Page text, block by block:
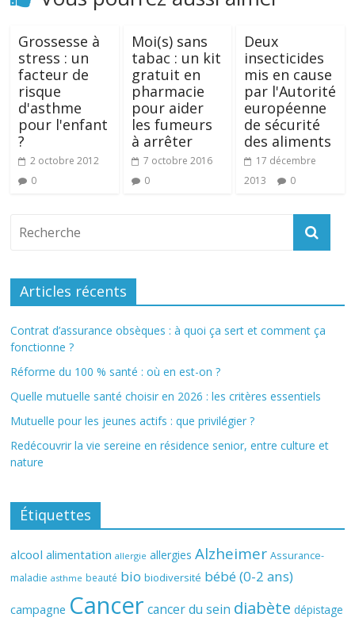
Grossesse à
stress : un
facteur de
risque
d'asthme
pour l'enfant
?
2 octobre 2012
0
Moi(s) sans
tabac : un kit
gratuit en
pharmacie
pour aider
les fumeurs
à arrêter
7 octobre 2016
0
Deux
insecticides
mis en cause
par l'Autorité
européenne
de sécurité
des aliments
17 décembre
2013
0
Articles récents
Contrat d’assurance obsèques : à quoi ça sert et comment ça
fonctionne ?
Réforme du 100 % santé : où en est-on ?
Quelle mutuelle santé choisir en 2026 : les critères essentiels
Mutuelle pour les jeunes actifs : que privilégier ?
Redécouvrir la vie sereine en résidence senior, entre culture et
nature
Étiquettes
alcool alimentation allergie allergies Alzheimer Assurance-
maladie asthme beauté bio biodiversité bébé (0-2 ans)
campagne Cancer cancer du sein diabète dépistage